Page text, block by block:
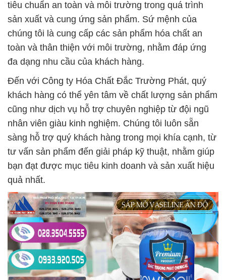
tiêu chuẩn an toàn và môi trường trong quá trình
sản xuất và cung ứng sản phẩm. Sứ mệnh của
chúng tôi là cung cấp các sản phẩm hóa chất an
toàn và thân thiện với môi trường, nhằm đáp ứng
đa dạng nhu cầu của khách hàng.
Đến với Công ty Hóa Chất Đắc Trường Phát, quý
khách hàng có thể yên tâm về chất lượng sản phẩm
cũng như dịch vụ hỗ trợ chuyên nghiệp từ đội ngũ
nhân viên giàu kinh nghiệm. Chúng tôi luôn sẵn
sàng hỗ trợ quý khách hàng trong mọi khía cạnh, từ
tư vấn sản phẩm đến giải pháp kỹ thuật, nhằm giúp
bạn đạt được mục tiêu kinh doanh và sản xuất hiệu
quả nhất.